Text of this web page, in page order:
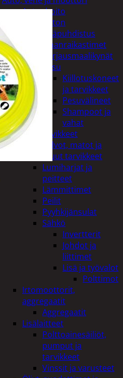
Autonhoito
Auton
sisäpuhdistus
Ilmanraikastimet
Korjausmaalikynät
Pesu
Kiillotuskoneet
ja tarvikkeet
Pesuvälineet
Shampoot ja
vahat
Autotarvikkeet
Kalvot, matot ja
muut tarvikkeet
Lumiharjat ja
peitteet
Lämmittimet
Peilit
Pyyhkijänsulat
Sähkö
Invertterit
Johdot ja
liittimet
Lisä ja työvalot
Polttimot
Irtomoottorit,
aggregaatit
Aggregaatit
Lisälaitteet
Polttoainesäiliöt,
pumput ja
tarvikkeet
Vinssit ja varusteet